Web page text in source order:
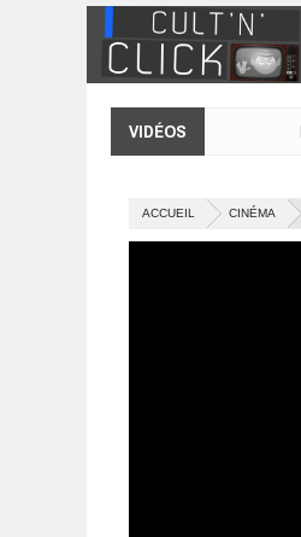
Aller au contenu principal
VIDÉOS
ACCUEIL CINÉMA